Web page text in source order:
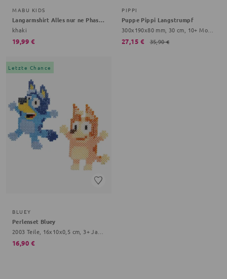
MABU KIDS
Langarmshirt Alles nur ne Phase Bestseller Kollektion
khaki
19,99 €
PIPPI
Puppe Pippi Langstrumpf
300x190x80 mm, 30 cm, 10+ Monate, bunt
27,15 € 35,90 €
Letzte Chance
BLUEY
Perlenset Bluey
16,90 €